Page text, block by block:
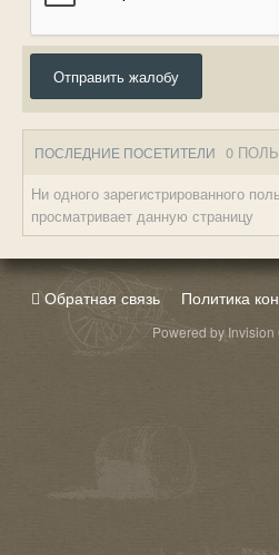
Отправить жалобу
ПОСЛЕДНИЕ ПОСЕТИТЕЛИ 0
Ни одного зарегистрированного
просматривает данную страницу
Обратная связь Политика
Powered by Invision